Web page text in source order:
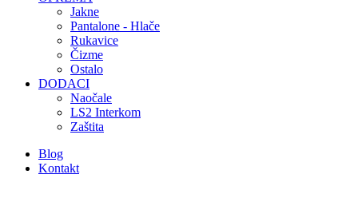
Jakne
Pantalone - Hlače
Rukavice
Čizme
Ostalo
DODACI
Naočale
LS2 Interkom
Zaštita
Blog
Kontakt